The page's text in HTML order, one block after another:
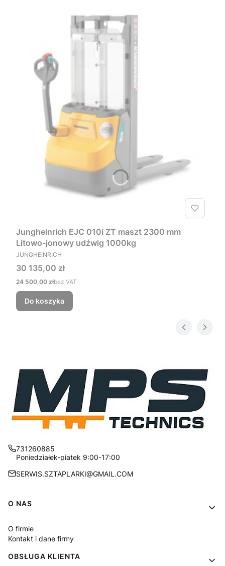
Jungheinrich EJC 010i ZT maszt 2300 mm
Litowo-jonowy udźwig 1000kg
PRODUCENT
JUNGHEINRICH
Cena
30 135,00 zł
Cena
24 500,00 złbez VAT
Do koszyka
731260885
Poniedziałek-piatek 9:00-17:00
SERWIS.SZTAPLARKI@GMAIL.COM
Linki w stopce
O NAS
O firmie
Kontakt i dane firmy
OBSŁUGA KLIENTA